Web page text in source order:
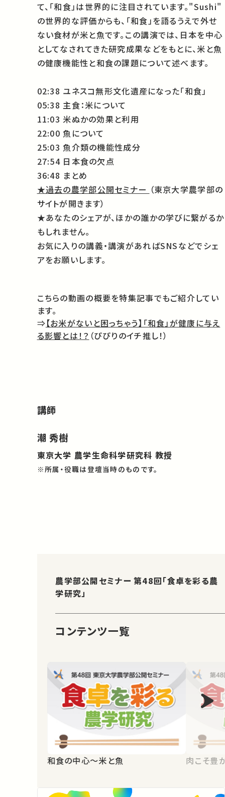
て、「和食」は世界的に注目されています。"Sushi"
の世界的な評価からも、「和食」を語るうえで外せ
ない食材が米と魚です。この講演では、日本を中心
としてなされてきた研究成果などをもとに、米と魚
の健康機能性と和食の課題について述べます。
02:38 ユネスコ無形文化遺産になった「和食」
05:38 主食：米について
11:03 米ぬかの効果と利用
22:00 魚について
25:03 魚介類の機能性成分
27:54 日本食の欠点
36:48 まとめ
★過去の農学部公開セミナー （東京大学農学部の
サイトが開きます）
★あなたのシェアが、ほかの誰かの学びに繋がるか
もしれません。
お気に入りの講義・講演があればSNSなどでシェ
アをお願いします。
こちらの動画の概要を特集記事でもご紹介してい
ます。
⇒【お米がないと困っちゃう】「和食」が健康に与え
る影響とは！？ （ぴぴりのイチ推し！）
講師
潮 秀樹
東京大学 農学生命科学研究科 教授
※所属・役職は登壇当時のものです。
農学部公開セミナー 第48回「食卓を彩る農
学研究」
コンテンツ一覧
和食の中心～米と魚 肉こそ豊